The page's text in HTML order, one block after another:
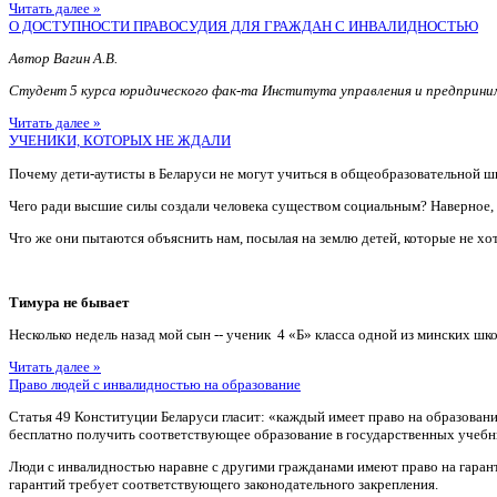
Читать далее »
О ДОСТУПНОСТИ ПРАВОСУДИЯ ДЛЯ ГРАЖДАН С ИНВАЛИДНОСТЬЮ
Автор Вагин А.В.
Студент 5 курса юридического фак-та Института управления и
Читать далее »
УЧЕНИКИ, КОТОРЫХ НЕ ЖДАЛИ
Почему дети-аутисты в Беларуси не могут учиться в общеобразовательной
Чего ради высшие силы создали человека существом социальным?
Что же они пытаются объяснить нам, посылая на землю детей, которые не
Тимура не бывает
Несколько недель назад мой сын -- ученик 4 «Б» класса одной из минских
Читать далее »
Право людей с инвалидностью на образование
Статья 49 Конституции Беларуси гласит: «каждый имеет право на
бесплатно получить соответствующее образование в государственных
Люди с инвалидностью наравне с другими гражданами имеют право на
гарантий требует соответствующего законодательного закрепления.